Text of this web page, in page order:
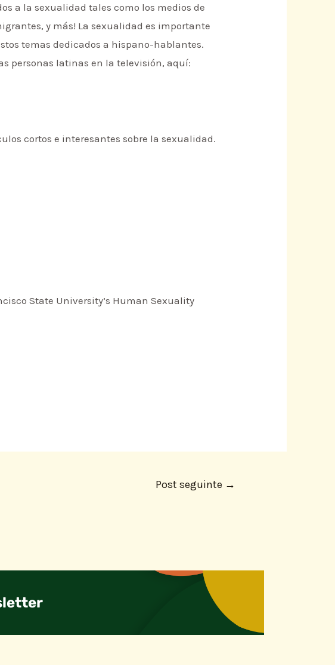
a la sexualidad tales como los medios de
y más! La sexualidad es importante
temas dedicados a hispano-hablantes.
personas latinas en la televisión, aquí:
cortos e interesantes sobre la sexualidad.
State University’s Human Sexuality
Post seguinte →